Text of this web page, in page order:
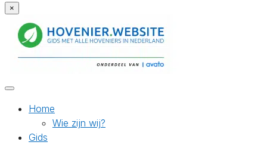
×
Home
Wie zijn wij?
Gids